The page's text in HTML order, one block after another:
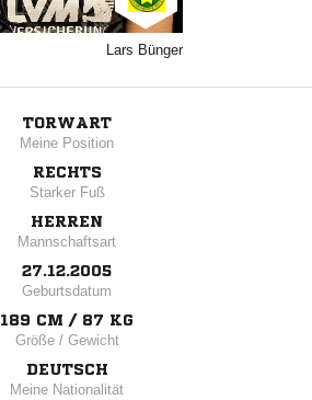
Lars Bünger
TORWART
Meine Position
RECHTS
Starker Fuß
HERREN
Mannschaftsart
27.12.2005
Geburtsdatum
189 CM / 87 KG
Größe / Gewicht
DEUTSCH
Meine Nationalität